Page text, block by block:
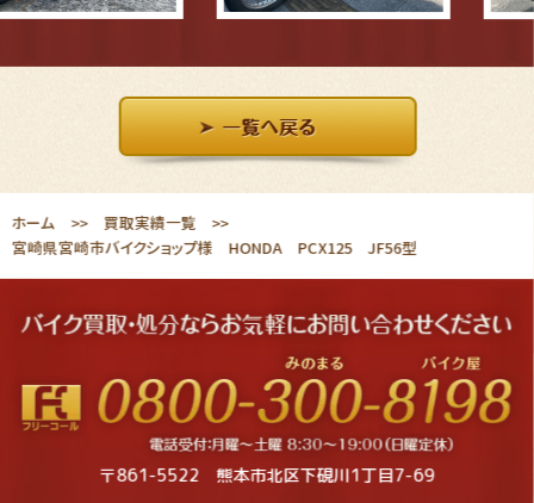
ホーム 買取実績一覧
宮崎県宮崎市バイクショップ様 HONDA PCX125 JF56型
〒861-5522 熊本市北区下硯川1丁目7-69